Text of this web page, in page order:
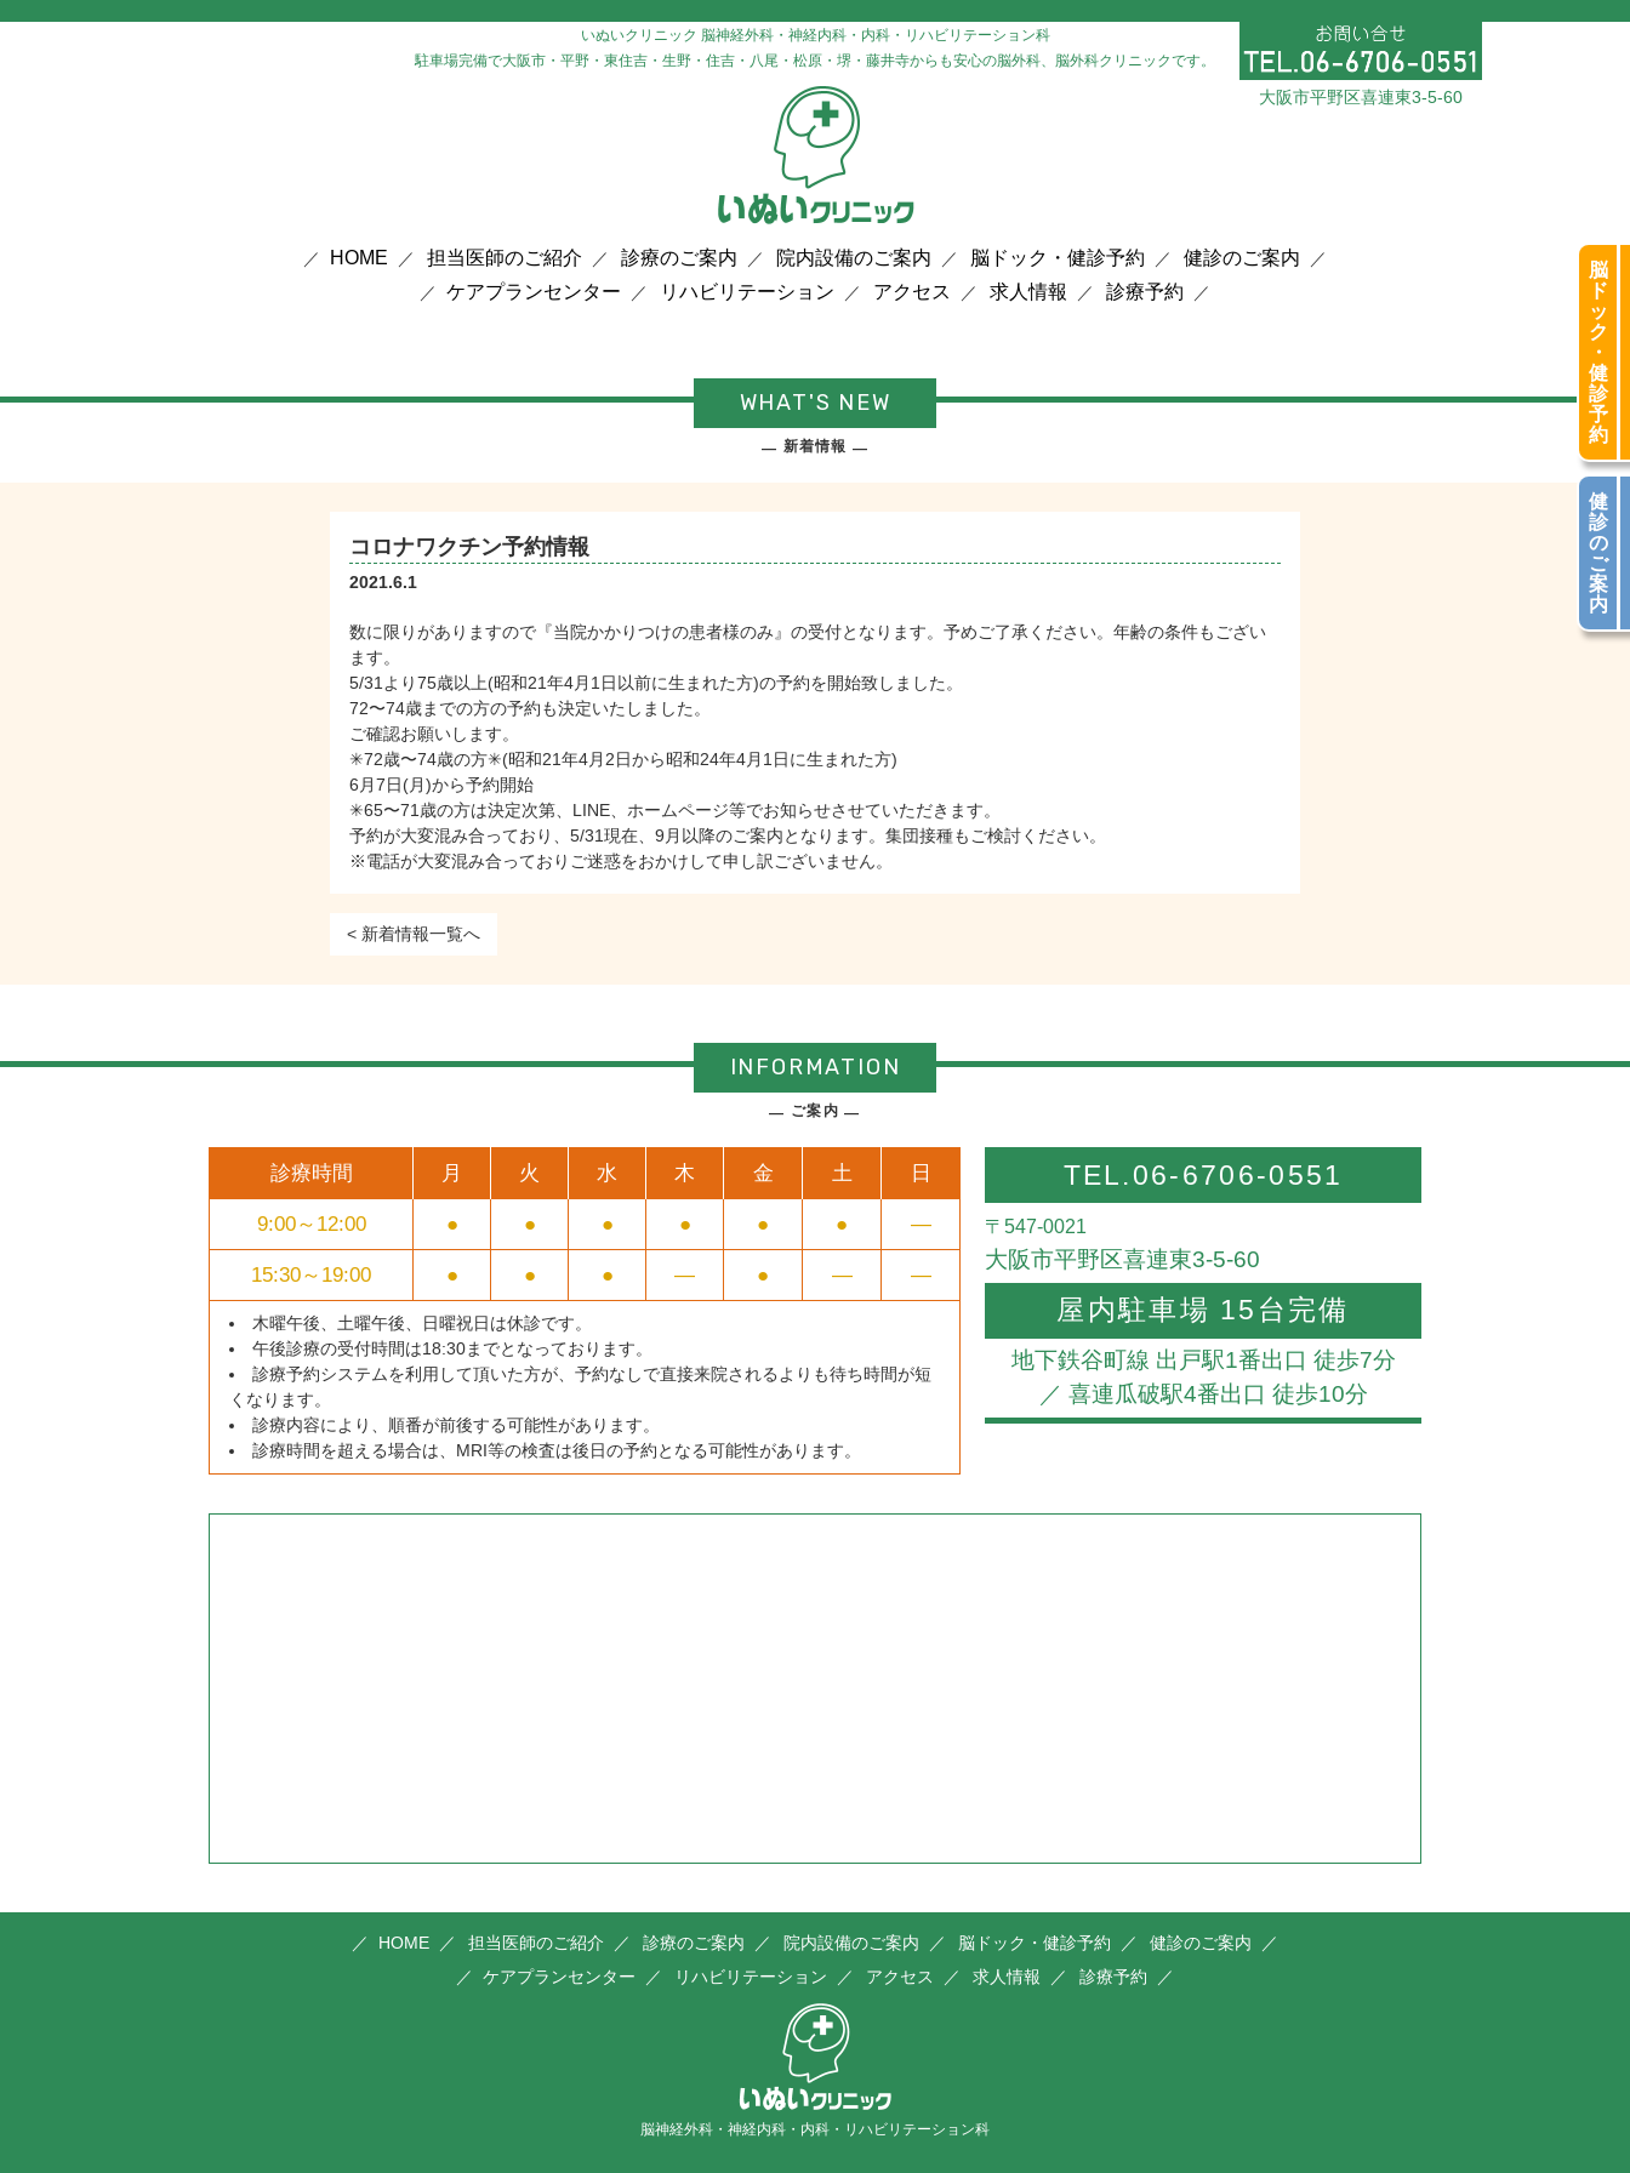
大阪市平野区喜連東3-5-60
いぬいクリニック 脳神経外科・神経内科・内科・リハビリテーション科
駐車場完備で大阪市・平野・東住吉・生野・住吉・八尾・松原・堺・藤井寺からも安心の脳外科、脳外科クリニックです。
HOME 担当医師のご紹介 診療のご案内 院内設備のご案内 脳ドック・健診予約
健診のご案内
ケアプランセンター
リハビリテーション アクセス 求人情報 診療予約
脳
ド
ッ
ク
・
健
診
予
約
健
診
の
ご
案
内
WHAT'S NEW
新着情報
コロナワクチン予約情報
2021.6.1
数に限りがありますので『当院かかりつけの患者様のみ』の受付となります。予めご了承ください。年齢の条件もござい
ます。
5/31より75歳以上(昭和21年4月1日以前に生まれた方)の予約を開始致しました。
72〜74歳までの方の予約も決定いたしました。
ご確認お願いします。
✳︎72歳〜74歳の方✳︎(昭和21年4月2日から昭和24年4月1日に生まれた方)
6月7日(月)から予約開始
✳︎65〜71歳の方は決定次第、LINE、ホームページ等でお知らせさせていただきます。
予約が大変混み合っており、5/31現在、9月以降のご案内となります。集団接種もご検討ください。
※電話が大変混み合っておりご迷惑をおかけして申し訳ございません。
< 新着情報一覧へ
INFORMATION
ご案内
診療時間 月 火 水 木 金 土 日
9:00～ 12:00 ● ● ● ● ● ● ―
15:30～ 19:00 ● ● ● ― ● ― ―
木曜午後、土曜午後、日曜祝日は休診です。
午後診療の受付時間は18:30までとなっております。
診療予約システムを利用して頂いた方が、予約なしで直接来院されるよりも待ち時間が短
くなります。
診療内容により、順番が前後する可能性があります。
診療時間を超える場合は、MRI等の検査は後日の予約となる可能性があります。
TEL.06-6706-0551
〒547-0021
大阪市平野区喜連東3-5-60
屋内駐車場 15台完備
地下鉄谷町線 出戸駅1番出口 徒歩7分
／ 喜連瓜破駅4番出口 徒歩10分
HOME 担当医師のご紹介 診療のご案内 院内設備のご案内 脳ドック・健診予約
健診のご案内
ケアプランセンター
リハビリテーション アクセス 求人情報 診療予約
脳神経外科・神経内科・内科・リハビリテーション科